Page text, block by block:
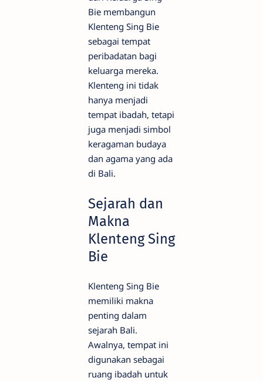
Bie membangun
Klenteng Sing Bie
sebagai tempat
peribadatan bagi
keluarga mereka.
Klenteng ini tidak
hanya menjadi
tempat ibadah, tetapi
juga menjadi simbol
keragaman budaya
dan agama yang ada
di Bali.
Sejarah dan
Makna
Klenteng Sing
Bie
Klenteng Sing Bie
memiliki makna
penting dalam
sejarah Bali.
Awalnya, tempat ini
digunakan sebagai
ruang ibadah untuk